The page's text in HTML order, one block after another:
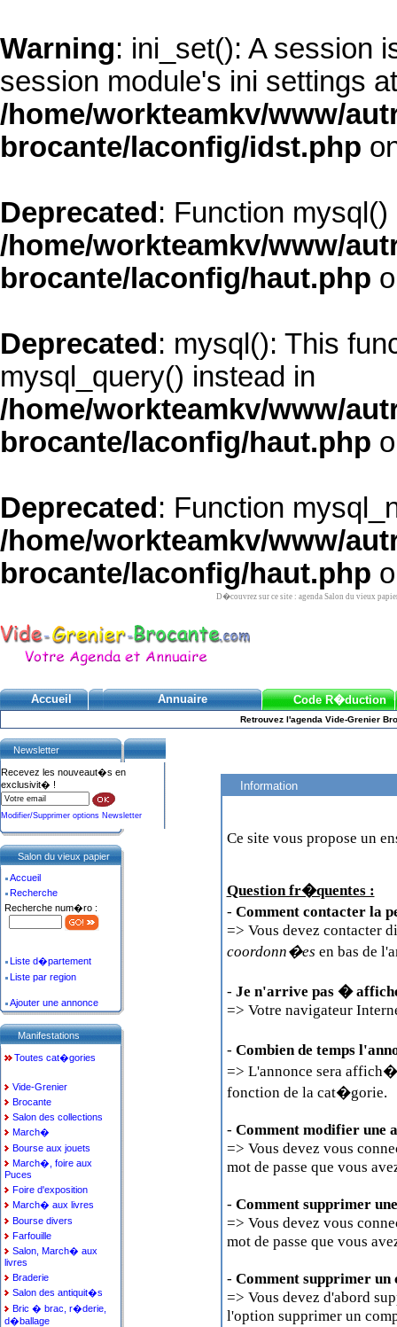
Warning: ini_set(): A session
session module's ini settings
/home/workteamkv/www/
brocante/laconfig/idst.php
Deprecated : Function
/home/workteamkv/www/
brocante/laconfig/haut.php
Deprecated : mysql(): This
mysql_query() instead in
/home/workteamkv/www/
brocante/laconfig/haut.php
Deprecated : Function
/home/workteamkv/www/
brocante/laconfig/haut.php
D�couvrez sur ce site : agenda Salon du vieux
Accueil Annuaire Code R�duction
Retrouvez l'agenda Vide-Grenier
Information
Ce site vous propose un
Question fr�quentes :
- Comment contacter la
=> Vous devez contacter
coordonn�es en bas de
- Je n'arrive pas �
=> Votre navigateur
- Combien de temps
=> L'annonce sera
fonction de la cat�gorie.
- Comment modifier une
=> Vous devez vous
mot de passe que vous
- Comment supprimer
=> Vous devez vous
mot de passe que vous
- Comment supprimer
=> Vous devez d'abord
l'option supprimer un
Newsletter
Recevez les nouveaut�s en
exclusivit� !
Modifier/Supprimer options Newsletter
Salon du vieux papier
Accueil
Recherche
Recherche num�ro :
Liste d�partement
Liste par region
Ajouter une annonce
Manifestations
Toutes cat�gories
Vide-Grenier
Brocante
Salon des collections
March�
Bourse aux jouets
March�, foire aux
Puces
Foire d'exposition
March� aux livres
Bourse divers
Farfouille
Salon, March� aux
livres
Braderie
Salon des antiquit�s
Bric � brac, r�derie,
d�ballage